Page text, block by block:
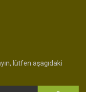
lütfen aşagıdaki